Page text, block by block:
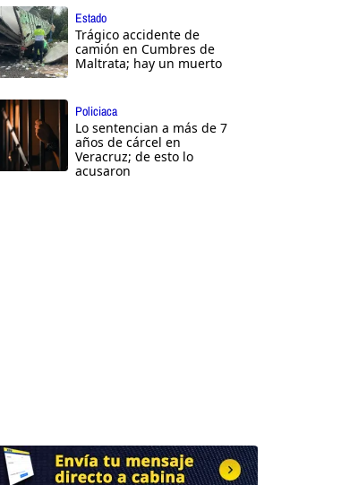
Estado
Trágico accidente de
camión en Cumbres de
Maltrata; hay un muerto
Policiaca
Lo sentencian a más de 7
años de cárcel en
Veracruz; de esto lo
acusaron